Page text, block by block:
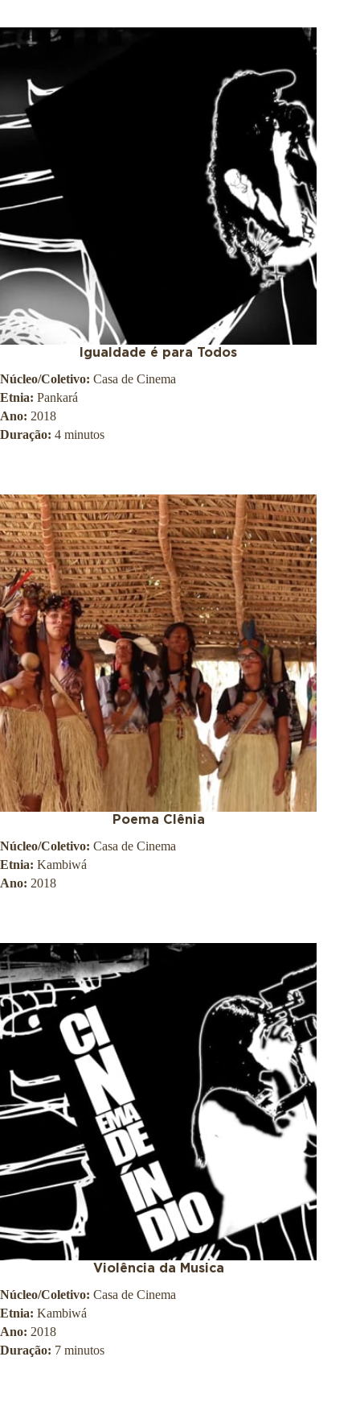
Igualdade é para Todos
Núcleo/Coletivo: Casa de Cinema
Etnia: Pankará
Ano: 2018
Duração: 4 minutos
Poema Clênia
Núcleo/Coletivo: Casa de Cinema
Etnia: Kambiwá
Ano: 2018
Violência da Musica
Núcleo/Coletivo: Casa de Cinema
Etnia: Kambiwá
Ano: 2018
Duração: 7 minutos